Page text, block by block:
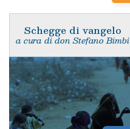
Schegge di vangelo
a cura di don Stefano Bimbi